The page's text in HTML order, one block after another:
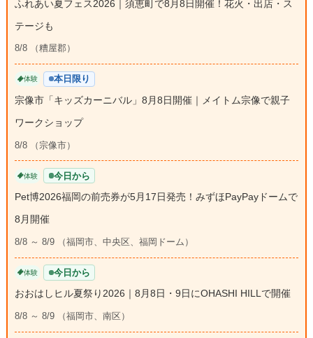
ふれあい夏フェス2026｜須恵町で8月8日開催！花火・出店・ス
テージも
8/8 （糟屋郡）
体験 本日限り
宗像市「キッズカーニバル」8月8日開催｜メイトム宗像で親子
ワークショップ
8/8 （宗像市）
体験 今日から
Pet博2026福岡の前売券が5月17日発売！みずほPayPayドームで
8月開催
8/8 ～ 8/9 （福岡市、中央区、福岡ドーム）
体験 今日から
おおはしヒル夏祭り2026｜8月8日・9日にOHASHI HILLで開催
8/8 ～ 8/9 （福岡市、南区）